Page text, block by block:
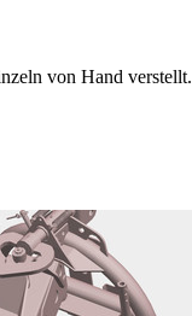
von Hand verstellt.